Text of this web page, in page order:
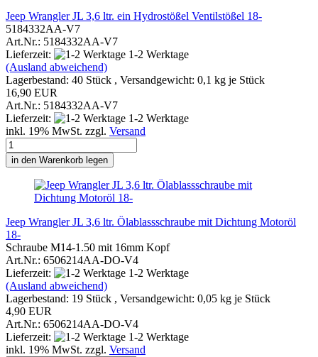
Jeep Wrangler JL 3,6 ltr. ein Hydrostößel Ventilstößel 18-
5184332AA-V7
Art.Nr.: 5184332AA-V7
Lieferzeit:
1-2 Werktage
(Ausland abweichend)
Lagerbestand: 40 Stück , Versandgewicht: 0,1 kg je Stück
16,90 EUR
Art.Nr.: 5184332AA-V7
Lieferzeit:
1-2 Werktage
inkl. 19% MwSt. zzgl. Versand
in den Warenkorb legen
Jeep Wrangler JL 3,6 ltr. Ölablassschraube mit Dichtung Motoröl
18-
Schraube M14-1.50 mit 16mm Kopf
Art.Nr.: 6506214AA-DO-V4
Lieferzeit:
1-2 Werktage
(Ausland abweichend)
Lagerbestand: 19 Stück , Versandgewicht: 0,05 kg je Stück
4,90 EUR
Art.Nr.: 6506214AA-DO-V4
Lieferzeit:
1-2 Werktage
inkl. 19% MwSt. zzgl. Versand